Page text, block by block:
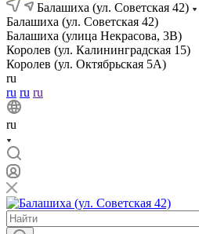
Балашиха (ул. Советская 42)
Балашиха (ул. Советская 42)
Балашиха (улица Некрасова, 3В)
Королев (ул. Калининградская 15)
Королев (ул. Октябрьская 5А)
ru
ru ru ru
ru